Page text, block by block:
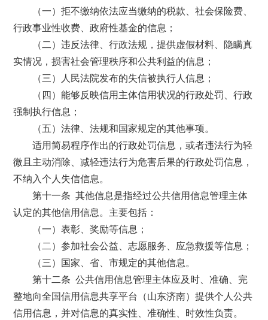
（一）拒不缴纳依法应当缴纳的税款、社会保险费、
行政事业性收费、政府性基金的信息；
（二）违反法律、行政法规，提供虚假材料、隐瞒真
实情况，损害社会管理秩序和公共利益的信息；
（三）人民法院发布的失信被执行人信息；
（四）能够反映信用主体信用状况的行政处罚、行政
强制执行信息；
（五）法律、法规和国家规定的其他事项。
适用简易程序作出的行政处罚信息，或者违法行为轻
微且主动消除、减轻违法行为危害后果的行政处罚信息，
不纳入个人失信信息。
第十一条 其他信息是指经过公共信用信息管理主体
认定的其他信用信息。主要包括：
（一）表彰、奖励等信息；
（二）参加社会公益、志愿服务、应急救援等信息；
（三）国家、省、市规定的其他信息。
第十二条 公共信用信息管理主体应及时、准确、完
整地向全国信用信息共享平台（山东济南）提供个人公共
信用信息，并对信息的真实性、准确性、时效性负责。